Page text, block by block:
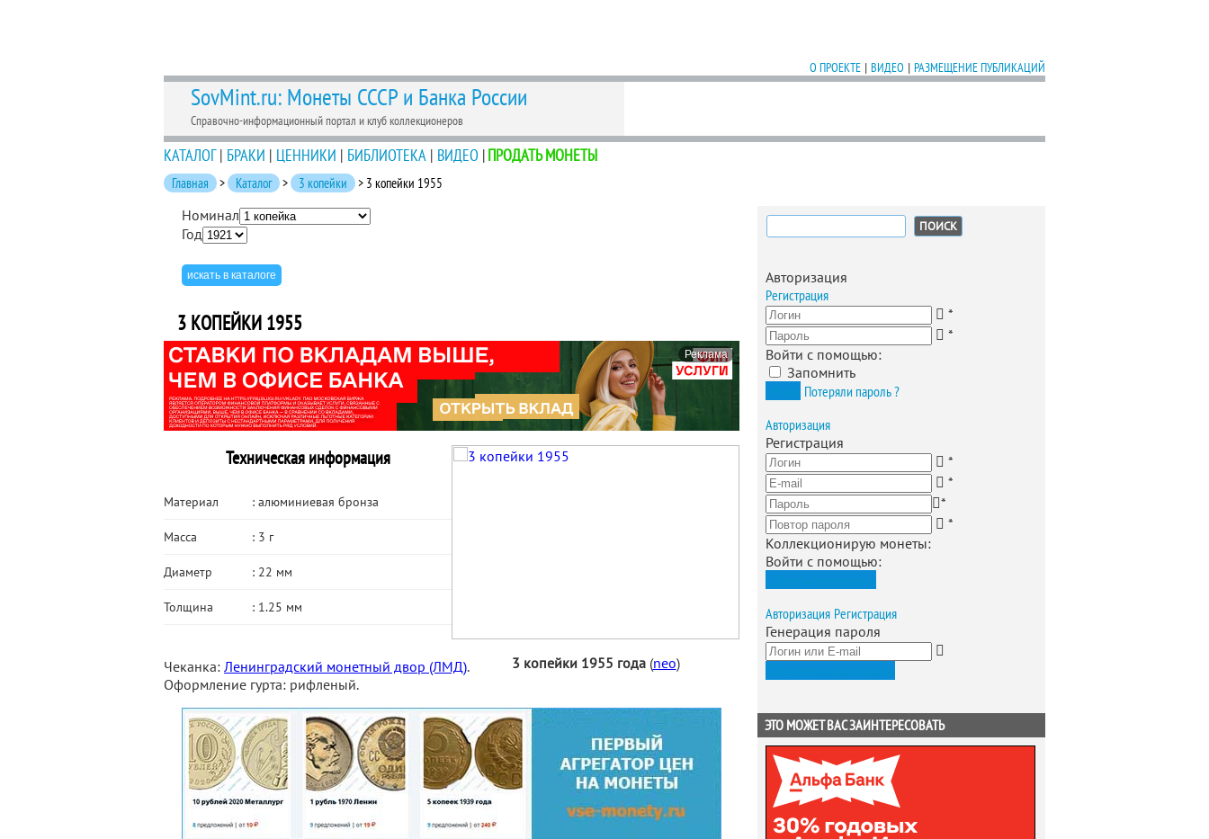
О ПРОЕКТЕ | ВИДЕО | РАЗМЕЩЕНИЕ ПУБЛИКАЦИЙ
SovMint.ru: Монеты СССР и Банка России
Справочно-информационный портал и клуб коллекционеров
КАТАЛОГ| БРАКИ | ЦЕННИКИ | БИБЛИОТЕКА | ВИДЕО |ПРОДАТЬ МОНЕТЫ
Главная > Каталог > 3 копейки > 3 копейки 1955
Номинал
Год
3 КОПЕЙКИ 1955
Реклама
Техническая информация
Материал : алюминиевая бронза
Масса : 3 г
Диаметр : 22 мм
Толщина : 1.25 мм
3 копейки 1955 года(neo)
Чеканка: Ленинградский монетный двор (ЛМД).
Оформление гурта: рифленый.
Найти:
Авторизация
Регистрация
*
*
Войти с помощью:
Запомнить
Потеряли пароль ?
Авторизация
Регистрация
*
*
*
*
Коллекционирую монеты:
Войти с помощью:
Авторизация Регистрация
Генерация пароля
ЭТО МОЖЕТ ВАС ЗАИНТЕРЕСОВАТЬ